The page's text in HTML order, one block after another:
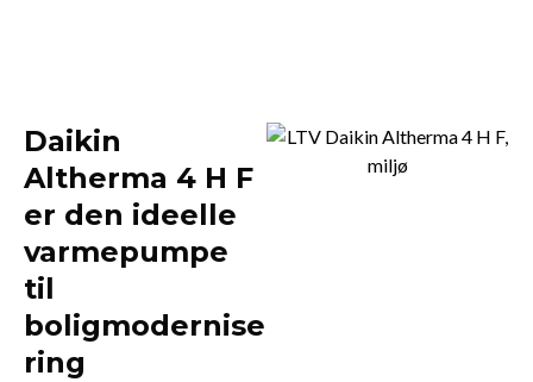
Daikin
Altherma 4 H F
er den ideelle
varmepumpe
til
boligmodernise
ring